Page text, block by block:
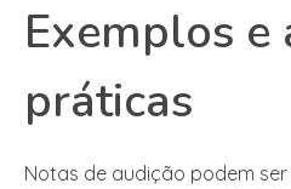
Exemplos e
práticas
Notas de audição podem